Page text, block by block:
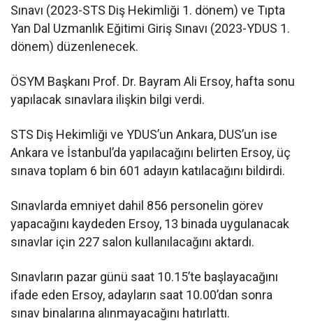
Sınavı (2023-STS Diş Hekimliği 1. dönem) ve Tıpta
Yan Dal Uzmanlık Eğitimi Giriş Sınavı (2023-YDUS 1.
dönem) düzenlenecek.
ÖSYM Başkanı Prof. Dr. Bayram Ali Ersoy, hafta sonu
yapılacak sınavlara ilişkin bilgi verdi.
STS Diş Hekimliği ve YDUS’un Ankara, DUS’un ise
Ankara ve İstanbul’da yapılacağını belirten Ersoy, üç
sınava toplam 6 bin 601 adayın katılacağını bildirdi.
Sınavlarda emniyet dahil 856 personelin görev
yapacağını kaydeden Ersoy, 13 binada uygulanacak
sınavlar için 227 salon kullanılacağını aktardı.
Sınavların pazar günü saat 10.15’te başlayacağını
ifade eden Ersoy, adayların saat 10.00’dan sonra
sınav binalarına alınmayacağını hatırlattı.